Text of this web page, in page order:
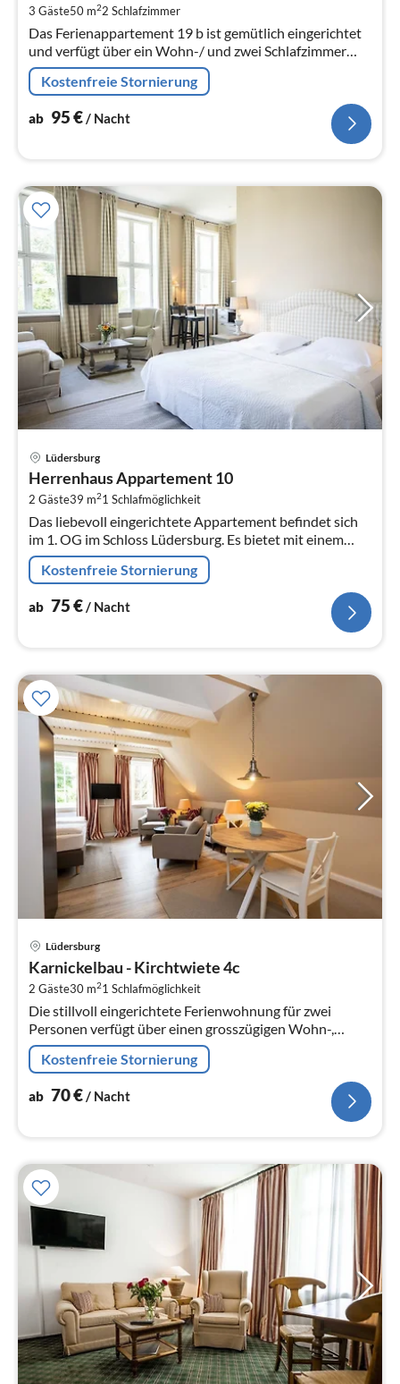
3 Gäste50 m22 Schlafzimmer
Das Ferienappartement 19 b ist gemütlich eingerichtet
und verfügt über ein Wohn-/ und zwei Schlafzimmer
und eine Einbauküche mit Essbereich.
Kostenfreie Stornierung
ab 95€/ Nacht
Lüdersburg
Herrenhaus Appartement 10
2 Gäste39 m21 Schlafmöglichkeit
Das liebevoll eingerichtete Appartement befindet sich
im 1. OG im Schloss Lüdersburg. Es bietet mit einem
durchgehenden Gemeinschaftsbereich aus
Wohn-/Schlafbereich und Couchecke P...
Kostenfreie Stornierung
ab 75€/ Nacht
Lüdersburg
Karnickelbau - Kirchtwiete 4c
2 Gäste30 m21 Schlafmöglichkeit
Die stillvoll eingerichtete Ferienwohnung für zwei
Personen verfügt über einen grosszügigen Wohn-,
Schlaf- und Essbereich mit voll ausgestatteter
Küchenzeile.
Kostenfreie Stornierung
ab 70€/ Nacht